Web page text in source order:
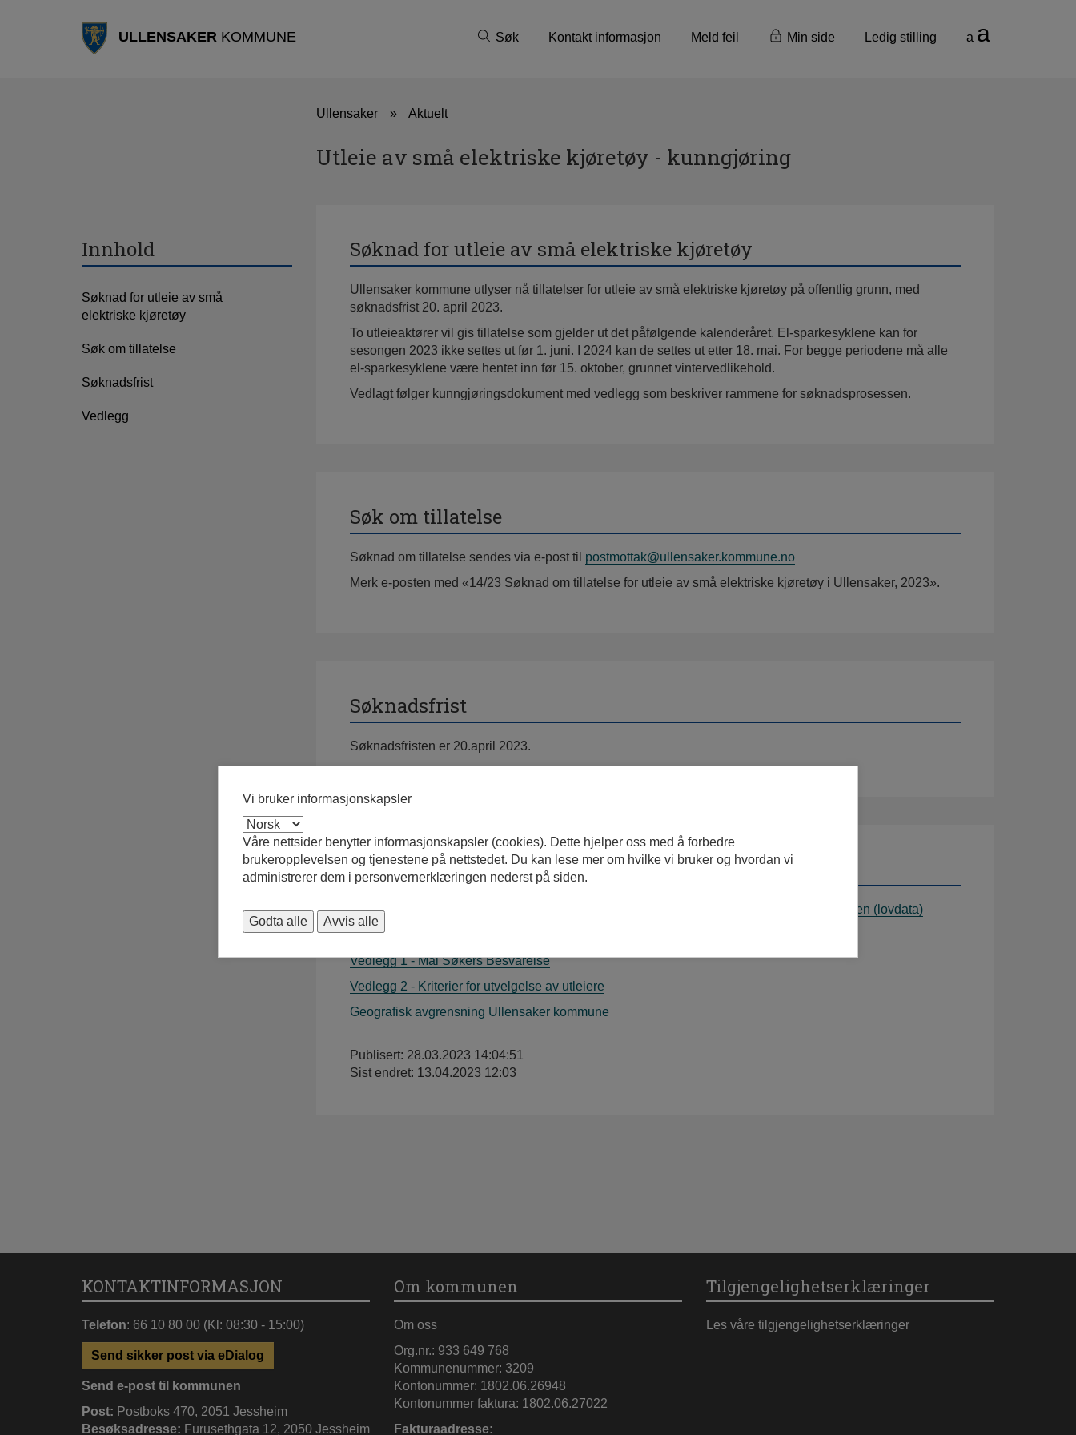
ULLENSAKERKOMMUNE Søk Kontakt informasjon Meld feil Min side Ledig stilling a a
Ullensaker Aktuelt
Utleie av små elektriske kjøretøy - kunngjøring
Innhold
Søknad for utleie av små
elektriske kjøretøy
Søk om tillatelse
Søknadsfrist
Vedlegg
Søknad for utleie av små elektriske kjøretøy
Ullensaker kommune utlyser nå tillatelser for utleie av små elektriske kjøretøy på offentlig grunn, med
søknadsfrist 20. april 2023.
To utleieaktører vil gis tillatelse som gjelder ut det påfølgende kalenderåret. El-sparkesyklene kan for
sesongen 2023 ikke settes ut før 1. juni. I 2024 kan de settes ut etter 18. mai. For begge periodene må alle
el-sparkesyklene være hentet inn før 15. oktober, grunnet vintervedlikehold.
Vedlagt følger kunngjøringsdokument med vedlegg som beskriver rammene for søknadsprosessen.
Søk om tillatelse
Søknad om tillatelse sendes via e-post til postmottak@ullensaker.kommune.no
Merk e-posten med «14/23 Søknad om tillatelse for utleie av små elektriske kjøretøy i Ullensaker, 2023».
Søknadsfrist
Søknadsfristen er 20.april 2023.
Vedlegg
Forskrift om utleie av små elektriske kjøretøy på offentlig grunn, Ullensaker kommune, Viken (lovdata)
Kunngjøring
Vedlegg 1 - Mal Søkers Besvarelse
Vedlegg 2 - Kriterier for utvelgelse av utleiere
Geografisk avgrensning Ullensaker kommune
Publisert: 28.03.2023 14:04:51
Sist endret: 13.04.2023 12:03
KONTAKTINFORMASJON
Telefon: 66 10 80 00 (Kl: 08:30 - 15:00)
Send sikker post via eDialog
Send e-post til kommunen
Post: Postboks 470, 2051 Jessheim
Besøksadresse: Furusethgata 12, 2050 Jessheim
Om kommunen
Om oss
Org.nr.: 933 649 768
Kommunenummer: 3209
Kontonummer: 1802.06.26948
Kontonummer faktura: 1802.06.27022
Fakturaadresse:
Tilgjengelighetserklæringer
Les våre tilgjengelighetserklæringer
Vi bruker informasjonskapsler
Våre nettsider benytter informasjonskapsler (cookies). Dette hjelper oss med å forbedre
brukeropplevelsen og tjenestene på nettstedet. Du kan lese mer om hvilke vi bruker og hvordan vi
administrerer dem i personvernerklæringen nederst på siden.
Godta alle Avvis alle